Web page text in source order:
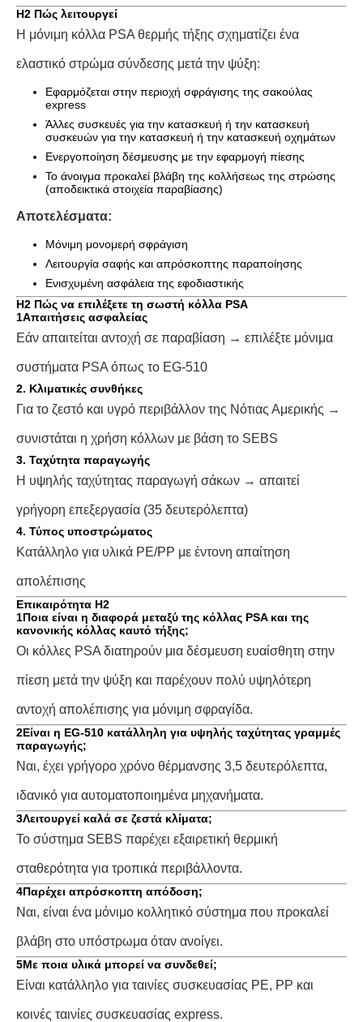
H2 Πώς λειτουργεί
Η μόνιμη κόλλα PSA θερμής τήξης σχηματίζει ένα
ελαστικό στρώμα σύνδεσης μετά την ψύξη:
Εφαρμόζεται στην περιοχή σφράγισης της σακούλας
express
Άλλες συσκευές για την κατασκευή ή την κατασκευή
συσκευών για την κατασκευή ή την κατασκευή οχημάτων
Ενεργοποίηση δέσμευσης με την εφαρμογή πίεσης
Το άνοιγμα προκαλεί βλάβη της κολλήσεως της στρώσης
(αποδεικτικά στοιχεία παραβίασης)
Αποτελέσματα:
Μόνιμη μονομερή σφράγιση
Λειτουργία σαφής και απρόσκοπτης παραποίησης
Ενισχυμένη ασφάλεια της εφοδιαστικής
H2 Πώς να επιλέξετε τη σωστή κόλλα PSA
1Απαιτήσεις ασφαλείας
Εάν απαιτείται αντοχή σε παραβίαση → επιλέξτε μόνιμα
συστήματα PSA όπως το EG-510
2. Κλιματικές συνθήκες
Για το ζεστό και υγρό περιβάλλον της Νότιας Αμερικής →
συνιστάται η χρήση κόλλων με βάση το SEBS
3. Ταχύτητα παραγωγής
Η υψηλής ταχύτητας παραγωγή σάκων → απαιτεί
γρήγορη επεξεργασία (35 δευτερόλεπτα)
4. Τύπος υποστρώματος
Κατάλληλο για υλικά PE/PP με έντονη απαίτηση
απολέπισης
Επικαιρότητα H2
1Ποια είναι η διαφορά μεταξύ της κόλλας PSA και της
κανονικής κόλλας καυτό τήξης;
Οι κόλλες PSA διατηρούν μια δέσμευση ευαίσθητη στην
πίεση μετά την ψύξη και παρέχουν πολύ υψηλότερη
αντοχή απολέπισης για μόνιμη σφραγίδα.
2Είναι η EG-510 κατάλληλη για υψηλής ταχύτητας γραμμές
παραγωγής;
Ναι, έχει γρήγορο χρόνο θέρμανσης 3,5 δευτερόλεπτα,
ιδανικό για αυτοματοποιημένα μηχανήματα.
3Λειτουργεί καλά σε ζεστά κλίματα;
Το σύστημα SEBS παρέχει εξαιρετική θερμική
σταθερότητα για τροπικά περιβάλλοντα.
4Παρέχει απρόσκοπτη απόδοση;
Ναι, είναι ένα μόνιμο κολλητικό σύστημα που προκαλεί
βλάβη στο υπόστρωμα όταν ανοίγει.
5Με ποια υλικά μπορεί να συνδεθεί;
Είναι κατάλληλο για ταινίες συσκευασίας PE, PP και
κοινές ταινίες συσκευασίας express.